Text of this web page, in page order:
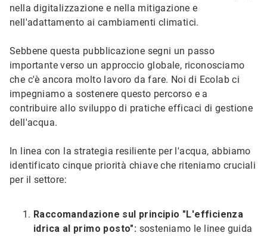
nella digitalizzazione e nella mitigazione e
nell'adattamento ai cambiamenti climatici.
Sebbene questa pubblicazione segni un passo
importante verso un approccio globale, riconosciamo
che c'è ancora molto lavoro da fare. Noi di Ecolab ci
impegniamo a sostenere questo percorso e a
contribuire allo sviluppo di pratiche efficaci di gestione
dell'acqua.
In linea con la strategia resiliente per l'acqua, abbiamo
identificato cinque priorità chiave che riteniamo cruciali
per il settore:
Raccomandazione sul principio "L'efficienza
idrica al primo posto": sosteniamo le linee guida